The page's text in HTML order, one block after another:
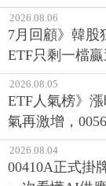
2026.08.06
7月回顧》韓股
ETF只剩一檔贏
2026.08.05
ETF人氣榜》
氣再激增，
2026.08.04
00410A正式掛